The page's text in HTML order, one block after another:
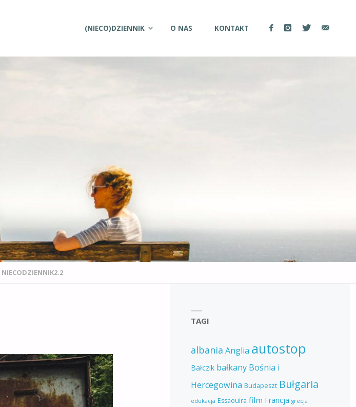
(NIECO)DZIENNIK O NAS KONTAKT
NIECODZIENNIK2.2
TAGI
albania Anglia autostop
Bałczik bałkany Bośnia i
Hercegowina Budapeszt Bułgaria
edukacja Essaouira film Francja grecja